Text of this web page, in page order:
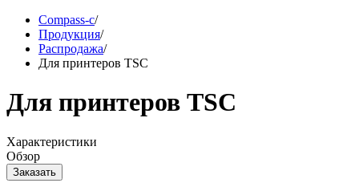
Compass-c/
Продукция/
Распродажа/
Для принтеров TSC
Для принтеров TSC
Характеристики
Oбзор
Заказать